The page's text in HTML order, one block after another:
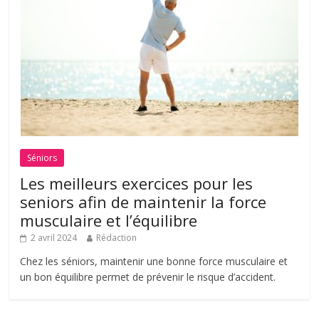
Séniors
Les meilleurs exercices pour les
seniors afin de maintenir la force
musculaire et l’équilibre
2 avril 2024 Rédaction
Chez les séniors, maintenir une bonne force musculaire et
un bon équilibre permet de prévenir le risque d’accident.